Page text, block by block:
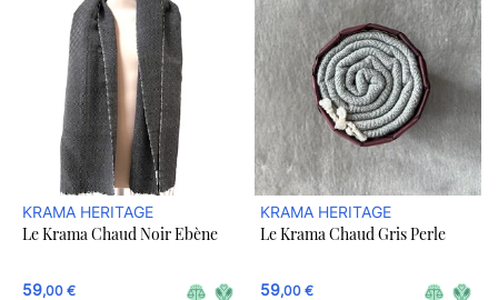
KRAMA HERITAGE
Le Krama Chaud Noir Ebène
59,00 €
KRAMA HERITAGE
Le Krama Chaud Gris Perle
59,00 €